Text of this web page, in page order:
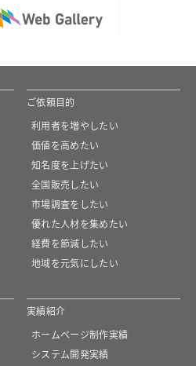
ご依頼目的
利用者を増やしたい
価値を高めたい
知名度を上げたい
全国販売したい
市場調査をしたい
優れた人材を集めたい
経費を節減したい
地域を元気にしたい
実績紹介
ホームページ制作実績
システム開発実績